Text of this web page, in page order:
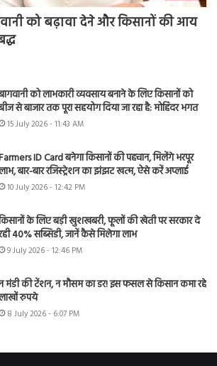
को बढ़ावा देने और किसानों की आय
को लाभकारी व्यवसाय बनाने के लिए किसानों को
से बाजार तक पूरा सहयोग दिया जा रहा है: मोहिंदर भगत
15 July 2026 - 11:43 AM
ID Card बनेगा किसानों की पहचान, मिलेंगे भरपूर
बार-बार रजिस्ट्रेशन का झंझट खत्म, ऐसे करें अप्लाई
10 July 2026 - 12:42 PM
के लिए बड़ी खुशखबरी, फूलों की खेती पर सरकार दे
40% सब्सिडी, जानें कैसे मिलेगा लाभ
9 July 2026 - 12:46 PM
मंडी की टेंशन, न मौसम का डर! इस फसल से किसान कमा रहे
रुपये
8 July 2026 - 6:07 PM